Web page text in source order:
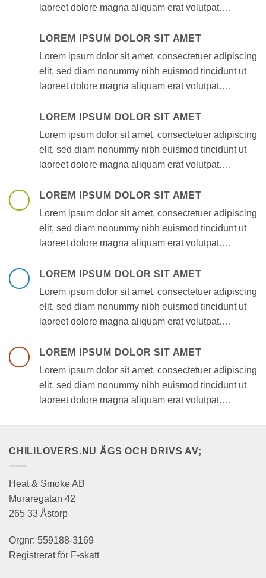
laoreet dolore magna aliquam erat volutpat….
LOREM IPSUM DOLOR SIT AMET
Lorem ipsum dolor sit amet, consectetuer adipiscing
elit, sed diam nonummy nibh euismod tincidunt ut
laoreet dolore magna aliquam erat volutpat….
LOREM IPSUM DOLOR SIT AMET
Lorem ipsum dolor sit amet, consectetuer adipiscing
elit, sed diam nonummy nibh euismod tincidunt ut
laoreet dolore magna aliquam erat volutpat….
LOREM IPSUM DOLOR SIT AMET
Lorem ipsum dolor sit amet, consectetuer adipiscing
elit, sed diam nonummy nibh euismod tincidunt ut
laoreet dolore magna aliquam erat volutpat….
LOREM IPSUM DOLOR SIT AMET
Lorem ipsum dolor sit amet, consectetuer adipiscing
elit, sed diam nonummy nibh euismod tincidunt ut
laoreet dolore magna aliquam erat volutpat….
LOREM IPSUM DOLOR SIT AMET
Lorem ipsum dolor sit amet, consectetuer adipiscing
elit, sed diam nonummy nibh euismod tincidunt ut
laoreet dolore magna aliquam erat volutpat….
CHILILOVERS.NU ÄGS OCH DRIVS AV;
Heat & Smoke AB
Muraregatan 42
265 33 Åstorp
Orgnr: 559188-3169
Registrerat för F-skatt